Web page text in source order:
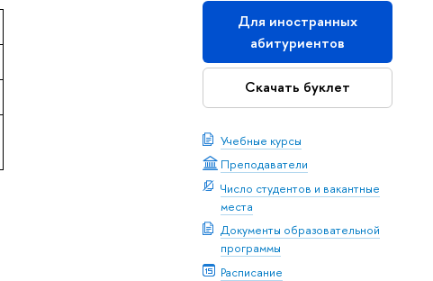
Для иностранных
абитуриентов
Скачать буклет
Учебные курсы
Преподаватели
Число студентов и вакантные
места
Документы образовательной
программы
Расписание